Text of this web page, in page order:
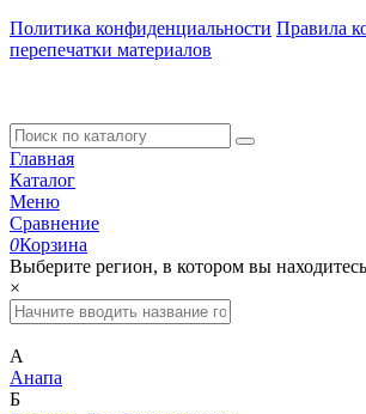
Политика конфиденциальности Правила
перепечатки материалов
Главная
Каталог
Меню
Сравнение
0Корзина
Выберите регион, в котором вы находитесь
×
А
Анапа
Б